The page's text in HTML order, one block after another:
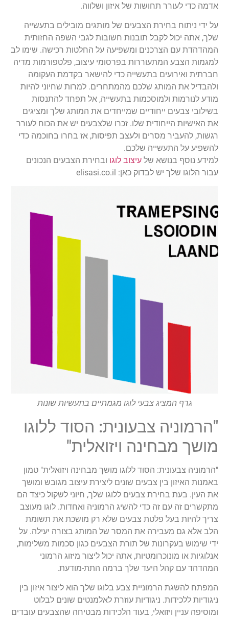
אדמה כדי לעורר תחושות של איזון ושלווה.
על ידי ניתוח בחירת הצבעים של מותגים מובילים בתעשייה
שלך, אתה יכול לקבל תובנות חשובות לגבי השפה החזותית
המהדהדת עם הצרכנים ומשפיעה על החלטות רכישה. שימו לב
למגמות הצבע המתעוררות בפרסומי עיצוב, פלטפורמות מדיה
חברתית ואירועים בתעשייה כדי להישאר בקדמת העקומה
ולהבדיל את המותג שלכם מהמתחרים. למרות שחיוני להיות
מודע לנורמות ולמוסכמות בתעשייה, אל תפחד להתנסות
בשילובי צבעים ייחודיים שמייחדים את המותג שלך ומציגים
את האישיות הייחודית שלו. זכרו שלצבעים יש את הכוח לעורר
רגשות, להעביר מסרים ולעצב תפיסות, אז בחרו בחוכמה כדי
להשפיע על התעשייה שלכם.
למידע נוסף בנושא של עיצוב לוגו ובחירת הצבעים הנכונים
עבור הלוגו שלך יש לבדוק כאן: elisasi.co.il
גרף המציג צבעי לוגו מגמתיים בתעשיות שונות
"הרמוניה צבעונית: הסוד ללוגו
מושך מבחינה ויזואלית"
"הרמוניה צבעונית: הסוד ללוגו מושך מבחינה ויזואלית" טמון
באמנות האיזון בין צבעים שונים ליצירת עיצוב מגובש ומושך
את העין. בעת בחירת צבעים ללוגו שלך, חיוני לשקול כיצד הם
מתקשרים זה עם זה כדי להשיג הרמוניה ואחדות. לוגו מעוצב
צריך להיות בעל פלטת צבעים שלא רק מושכת את תשומת
הלב אלא גם מעבירה את המסר של המותג בצורה יעילה. על
ידי שימוש בעקרונות של תורת הצבעים כגון סכמות משלימות,
אנלוגיות או מונוכרומטיות, אתה יכול ליצור מיזוג הרמוני
המהדהד עם קהל היעד שלך ברמה התת-מודעת.
המפתח להשגת הרמוניית צבע בלוגו שלך הוא ליצור איזון בין
ניגודיות ללכידות. ניגודיות עוזרת לאלמנטים שונים לבלוט
ומוסיפה עניין ויזואלי, בעוד הלכידות מבטיחה שהצבעים עובדים